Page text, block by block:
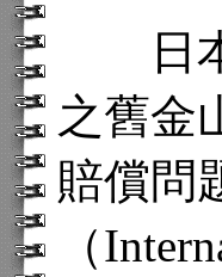
日本
之舊金
賠償問
（